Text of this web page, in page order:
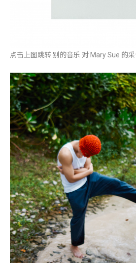
点击上图跳转 别的音乐 对 Mary Sue 的